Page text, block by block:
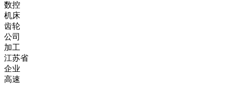
数控
机床
齿轮
公司
加工
江苏省
企业
高速